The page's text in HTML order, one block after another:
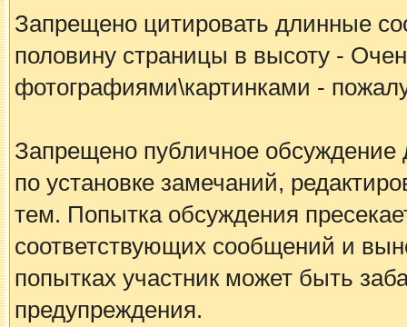
Запрещено цитировать длинные
половину страницы в высоту -
фотографиями\картинками -
Запрещено публичное обсуждение
по установке замечаний,
тем. Попытка обсуждения
соответствующих сообщений и
попытках участник может быть
предупреждения.